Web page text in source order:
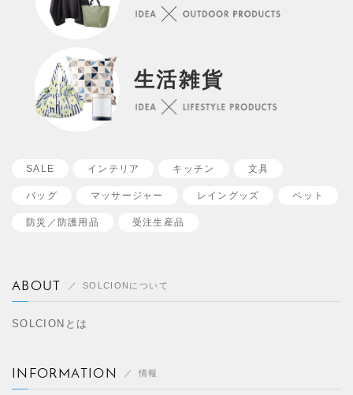
生活雑貨
SALE インテリア キッチン 文具
バッグ マッサージャー レイングッズ ペット
防災／ 防護用品 受注生産品
ABOUT SOLCIONについて
SOLCIONとは
INFORMATION 情報